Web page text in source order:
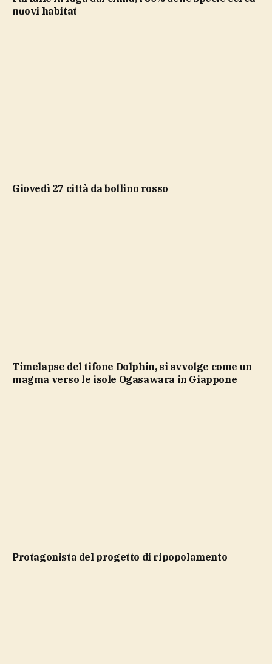
nuovi habitat
giovedì 27 città da bollino rosso
Timelapse del tifone Dolphin, si avvolge come un
magma verso le isole Ogasawara in Giappone
protagonista del progetto di ripopolamento